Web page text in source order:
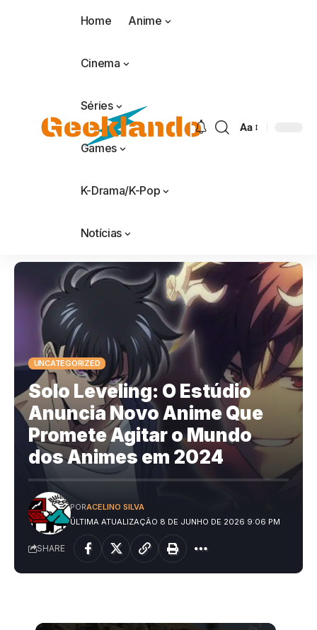
Home Anime
Cinema
Séries
Games
K-Drama/K-Pop
Notícias
Aa
UNCATEGORIZED
Solo Leveling: O Estúdio
Anuncia Novo Anime Que
Promete Agitar o Mundo
dos Animes em 2024
ÚLTIMA ATUALIZAÇÃO 8 DE JUNHO DE 2026 9:06 PM
PORACELINO SILVA
SHARE